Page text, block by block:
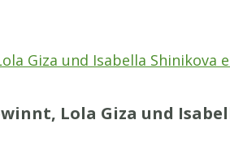
Giza und Isabella Shinikova
Lola Giza und